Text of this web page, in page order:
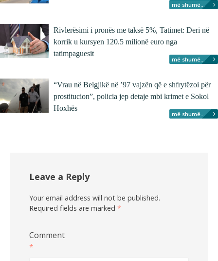
më shumë...
Rivlerësimi i pronës me taksë 5%, Tatimet: Deri në
korrik u kursyen 120.5 milionë euro nga
tatimpaguesit
më shumë...
“Vrau në Belgjikë në ’97 vajzën që e shfrytëzoi për
prostitucion”, policia jep detaje mbi krimet e Sokol
Hoxhës
më shumë...
Leave a Reply
Your email address will not be published.
Required fields are marked *
Comment
*